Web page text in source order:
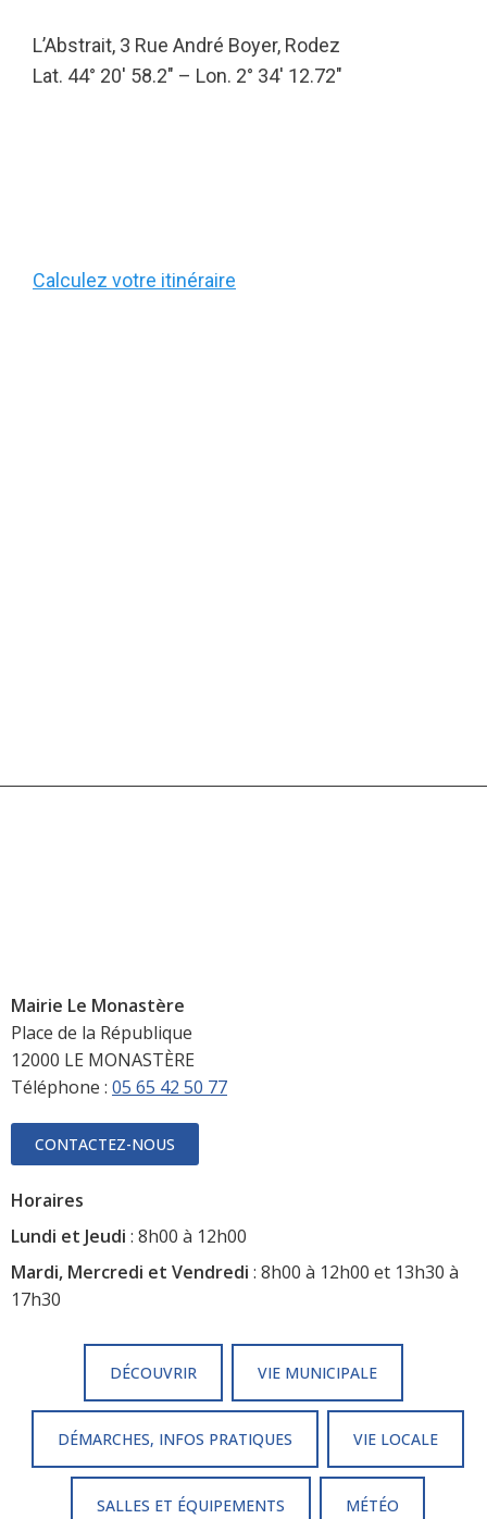
L’Abstrait, 3 Rue André Boyer, Rodez
Lat. 44° 20′ 58.2″ – Lon. 2° 34′ 12.72″
Calculez votre itinéraire
Mairie Le Monastère
Place de la République
12000 LE MONASTÈRE
Téléphone : 05 65 42 50 77
CONTACTEZ-NOUS
Horaires
Lundi et Jeudi : 8h00 à 12h00
Mardi, Mercredi et Vendredi : 8h00 à 12h00 et 13h30 à
17h30
DÉCOUVRIR VIE MUNICIPALE
DÉMARCHES, INFOS PRATIQUES VIE LOCALE
SALLES ET ÉQUIPEMENTS MÉTÉO